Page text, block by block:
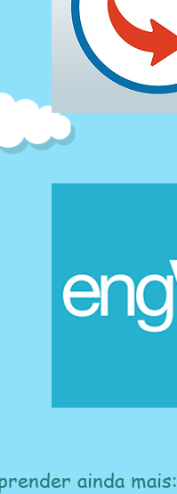
ainda mais: